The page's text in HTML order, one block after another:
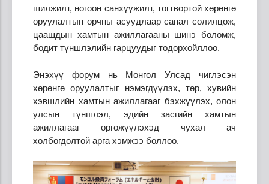
шилжилт, ногоон санхүүжилт, тогтвортой хөрөнгө
оруулалтын орчны асуудлаар санал солилцож,
цаашдын хамтын ажиллагааны шинэ боломж,
бодит түншлэлийн гарцуудыг тодорхойллоо.
Энэхүү форум нь Монгол Улсад чиглэсэн
хөрөнгө оруулалтыг нэмэгдүүлэх, төр, хувийн
хэвшлийн хамтын ажиллагааг бэхжүүлэх, олон
улсын түншлэл, эдийн засгийн хамтын
ажиллагааг өргөжүүлэхэд чухал ач
холбогдолтой арга хэмжээ боллоо.